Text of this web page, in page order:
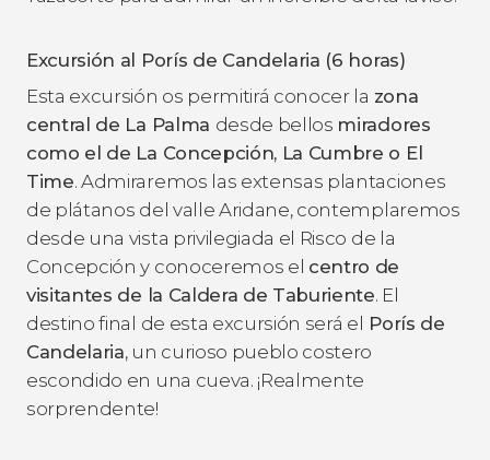
Excursión al Porís de Candelaria (6 horas)
Esta excursión os permitirá conocer la zona
central de La Palma desde bellos miradores
como el de La Concepción, La Cumbre o El
Time. Admiraremos las extensas plantaciones
de plátanos del valle Aridane, contemplaremos
desde una vista privilegiada el Risco de la
Concepción y conoceremos el centro de
visitantes de la Caldera de Taburiente. El
destino final de esta excursión será el Porís de
Candelaria, un curioso pueblo costero
escondido en una cueva. ¡Realmente
sorprendente!